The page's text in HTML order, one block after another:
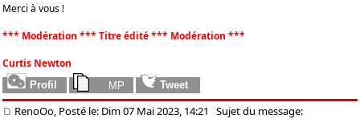
Merci à vous !
*** Modération *** Titre édité *** Modération ***
Curtis Newton
RenoOo, Posté le: Dim 07 Mai 2023, 14:21 Sujet du message: